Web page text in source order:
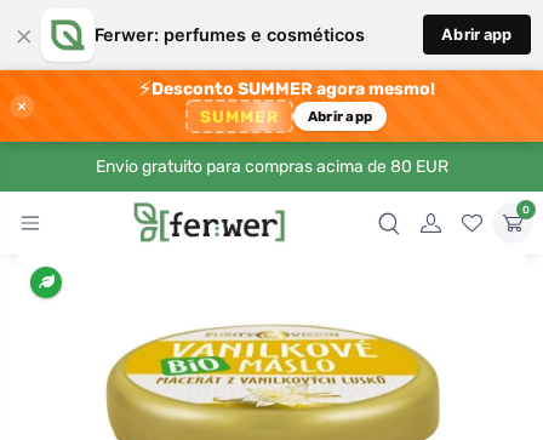
× Ferwer: perfumes e cosméticos Abrir app
×
⚡Desconto SUMMER agora mesmo!
SUMMER Abrir app
Envio gratuito para compras acima de 80 EUR
0